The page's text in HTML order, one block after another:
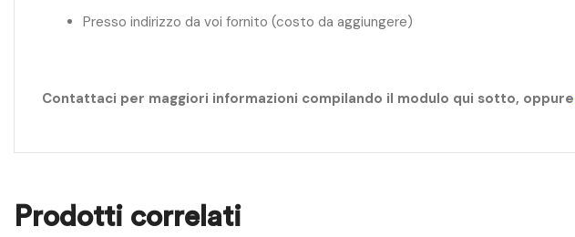
Presso indirizzo da voi fornito (costo da aggiungere)
Contattaci per maggiori informazioni compilando il modulo qui sotto, oppure
Prodotti correlati